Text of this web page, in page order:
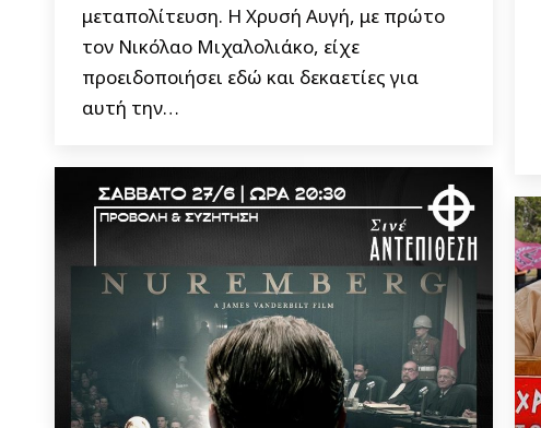
μεταπολίτευση. Η Χρυσή Αυγή, με πρώτο
τον Νικόλαο Μιχαλολιάκο, είχε
προειδοποιήσει εδώ και δεκαετίες για
αυτή την…